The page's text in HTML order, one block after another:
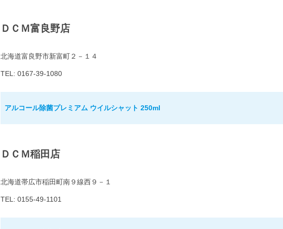
ＤＣＭ富良野店
北海道富良野市新富町２－１４
TEL: 0167-39-1080
アルコール除菌プレミアム ウイルシャット 250ml
ＤＣＭ稲田店
北海道帯広市稲田町南９線西９－１
TEL: 0155-49-1101